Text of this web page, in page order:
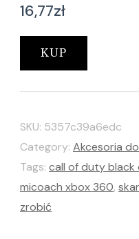
16,77zł
KUP
SKU: 5357c39a6edc
Category: Akcesoria
Tags: call of duty black
micoach xbox 360,
zrobić